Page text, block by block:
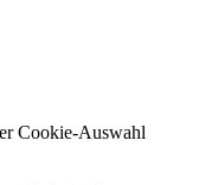
Cookie-Auswahl